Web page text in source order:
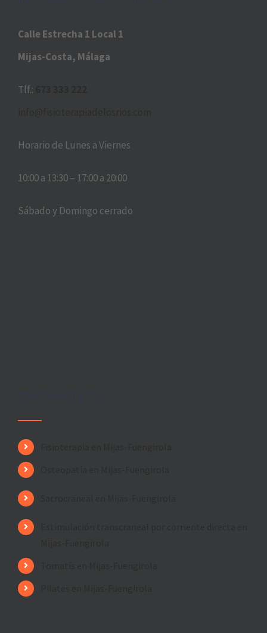
Calle Estrecha 1 Local 1
Mijas-Costa, Málaga
Tlf.:
Horario de Lunes a Viernes
10:00 a 13:30 – 17:00 a 20:00
Sábado y Domingo cerrado